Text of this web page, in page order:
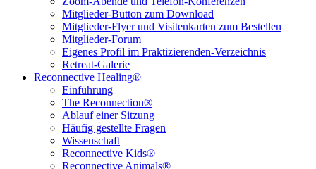
Mitglieder-Button zum Download
Mitglieder-Flyer und Visitenkarten zum Bestellen
Mitglieder-Forum
Eigenes Profil im Praktizierenden-Verzeichnis
Retreat-Galerie
Reconnective Healing®
Einführung
The Reconnection®
Ablauf einer Sitzung
Häufig gestellte Fragen
Wissenschaft
Reconnective Kids®
Reconnective Animals®